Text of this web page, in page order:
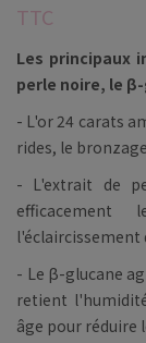
TTC
Les principaux
perle noire, le
- L'or 24 carats
rides, le
- L'extrait de
l'éclaircissement
- Le β-glucane
retient
âge pour réduire